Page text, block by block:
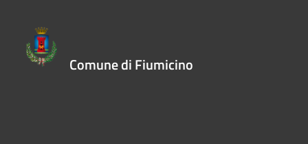
Comune di Fiumicino